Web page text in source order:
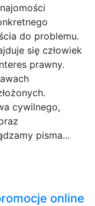
do problemu.
się człowiek
prawny.
cywilnego,
pisma...
online